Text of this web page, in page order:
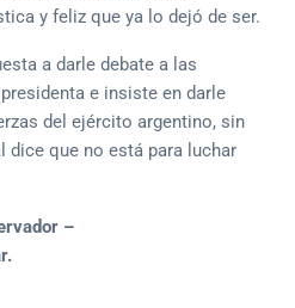
y feliz que ya lo dejó de ser.
a darle debate a las
e insiste en darle
del ejército argentino, sin
dice que no está para luchar
–